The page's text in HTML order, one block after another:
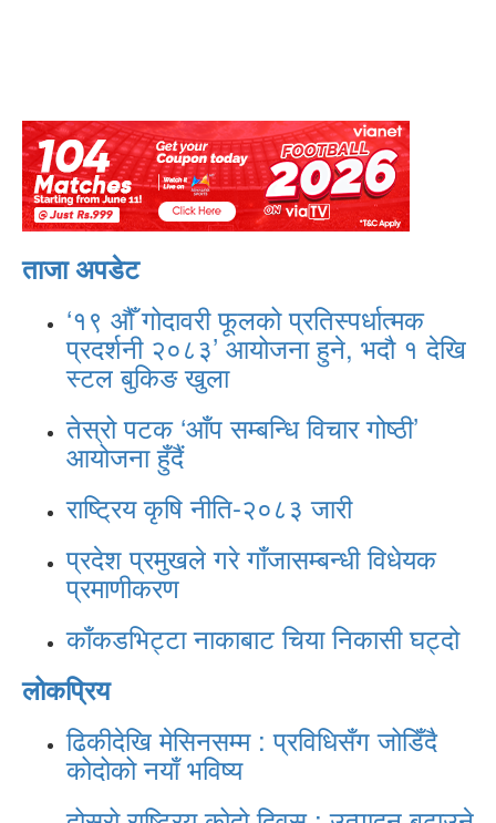
ताजा अपडेट
‘१९ औँ गोदावरी फूलको प्रतिस्पर्धात्मक
प्रदर्शनी २०८३’ आयोजना हुने, भदौ १ देखि
स्टल बुकिङ खुला
तेस्रो पटक ‘आँप सम्बन्धि विचार गोष्ठी’
आयोजना हुँदैं
राष्ट्रिय कृषि नीति-२०८३ जारी
प्रदेश प्रमुखले गरे गाँजासम्बन्धी विधेयक
प्रमाणीकरण
काँकडभिट्टा नाकाबाट चिया निकासी घट्दो
लोकप्रिय
ढिकीदेखि मेसिनसम्म : प्रविधिसँग जोडिँदै
कोदोको नयाँ भविष्य